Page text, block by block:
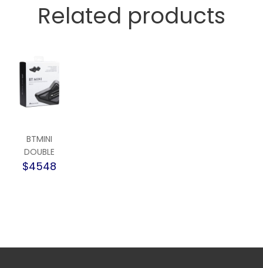
Related products
BTMINI
DOUBLE
$4548